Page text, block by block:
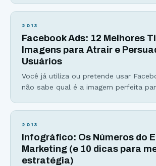
estratégia. Para você, sua empresa
público-alvo: características como
de escolaridade
2013
Facebook Ads: 12 Melhores
Imagens para Atrair e
Usuários
Você já utiliza ou pretende usar
não sabe qual é a imagem perfeita
12 tipos de imagens que, quando
sobre um anúncio que me gerou 5.043
2013
Infográfico: Os Números do
Marketing (e 10 dicas para
estratégia)